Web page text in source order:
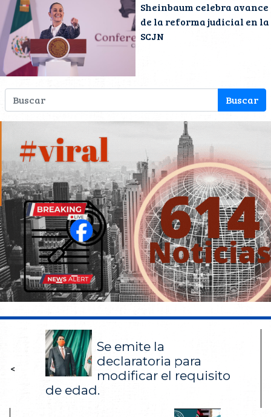
Sheinbaum celebra avance
de la reforma judicial en la
SCJN
<
Se emite la
declaratoria para
modificar el requisito
de edad.